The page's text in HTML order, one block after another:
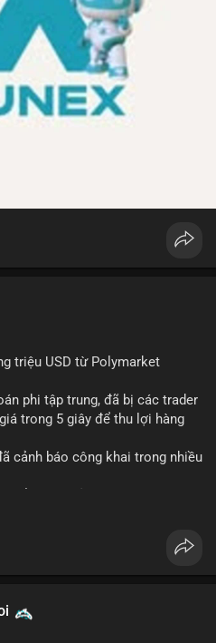
triệu USD từ Polymarket
phi tập trung, đã bị các trader
trong 5 giây để thu lợi hàng
cảnh báo công khai trong nhiều
prices), khiến việc đẩy giá
toàn vẹn của thị trường và
#marketintegrity